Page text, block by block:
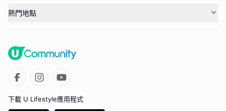
熱門地點
下載 U Lifestyle應用程式